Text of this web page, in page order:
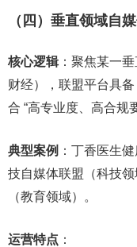
（四）垂直领域自
核心逻辑：聚焦某一垂
财经），联盟平台具
合 “高专业度、高合规
典型案例 ：丁香医生
技自媒体联盟（科技
（教育领域）。
运营特点 ：